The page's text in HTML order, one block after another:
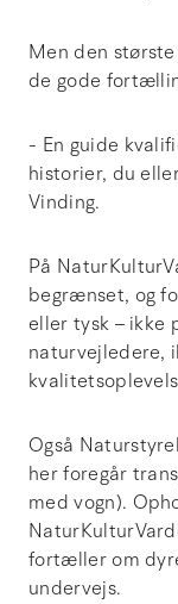
Men den
de gode
- En guide
historier, du
Vinding.
På
begrænset, og
eller tysk – ikke
naturvejledere,
Også
her foregår
med vogn).
fortæller om
undervejs.